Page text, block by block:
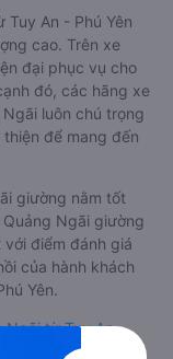
An - Phú Yên
cao. Trên xe
đại phục vụ cho
đó, các hãng xe
luôn chú trọng
để mang đến
giường nằm tốt
Ngãi giường
điểm đánh giá
của hành khách
Yên.
Ngãi từ Tuy An -
Phương Trang.